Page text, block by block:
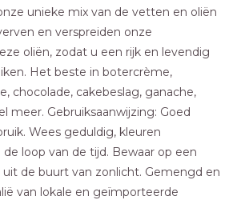
unieke mix van de vetten en oliën
en verspreiden onze
oliën, zodat u een rijk en levendig
Het beste in botercrème,
chocolade, cakebeslag, ganache,
meer. Gebruiksaanwijzing: Goed
Wees geduldig, kleuren
loop van de tijd. Bewaar op een
uit de buurt van zonlicht. Gemengd en
van lokale en geïmporteerde